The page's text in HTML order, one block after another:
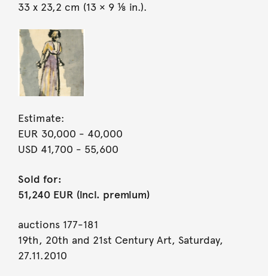
33 x 23,2 cm (13 × 9 ⅛ in.).
Estimate:
EUR 30,000 - 40,000
USD 41,700 - 55,600
Sold for:
51,240 EUR (incl. premium)
auctions 177-181
19th, 20th and 21st Century Art, Saturday,
27.11.2010